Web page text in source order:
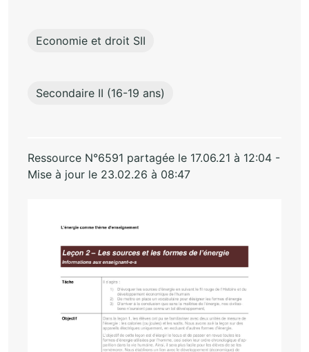
Economie et droit SII
Secondaire II (16-19 ans)
Ressource N°6591 partagée le 17.06.21 à 12:04 -
Mise à jour le 23.02.26 à 08:47